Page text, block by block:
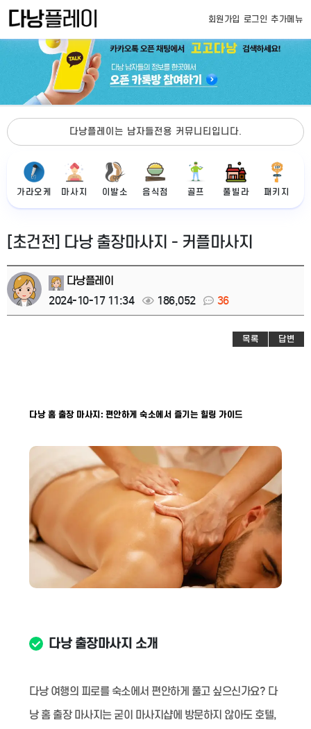
회원가입 로그인 추가메뉴
다낭플레이는 남자들전용 커뮤니티입니다.
가라오케 마사지 이발소 음식점 골프 풀빌라 패키지
[초건전] 다낭 출장마사지 - 커플마사지
다낭플레이
2024-10-17 11:34
186,052 36
목록 답변
다낭 홈 출장 마사지: 편안하게 숙소에서 즐기는 힐링 가이드
다낭 출장마사지 소개
다낭 여행의 피로를 숙소에서 편안하게 풀고 싶으신가요? 다
낭 홈 출장 마사지는 굳이 마사지샵에 방문하지 않아도 호텔,